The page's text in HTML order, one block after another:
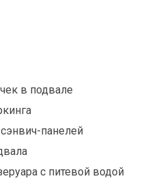
в подвале
панелей
с питевой водой